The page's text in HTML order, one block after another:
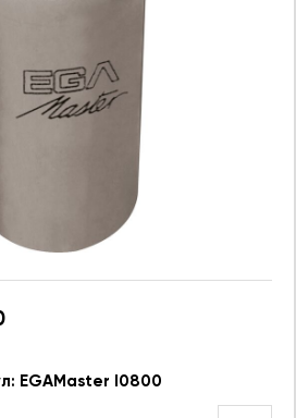
EGAMaster I0800